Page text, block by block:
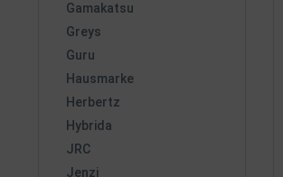
Gamakatsu
Greys
Guru
Hausmarke
Herbertz
Hybrida
JRC
Jenzi